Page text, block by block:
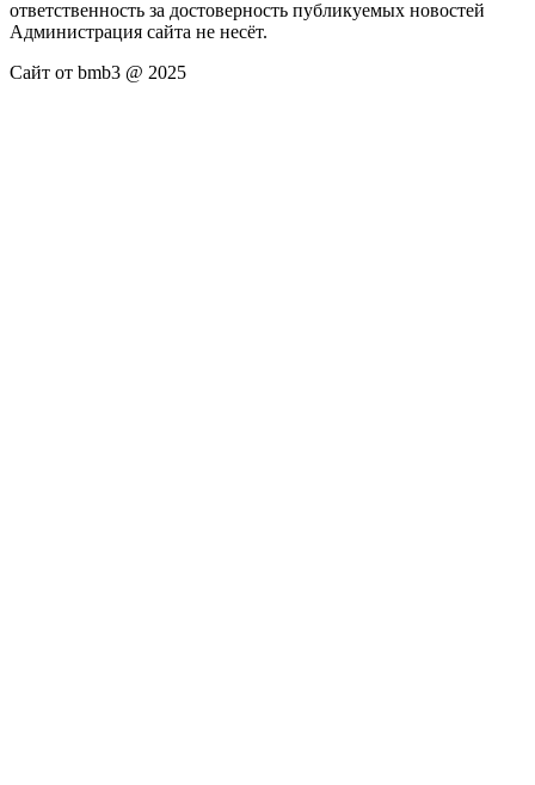
ответственность за достоверность публикуемых новостей
Администрация сайта не несёт.
Сайт от bmb3 @ 2025